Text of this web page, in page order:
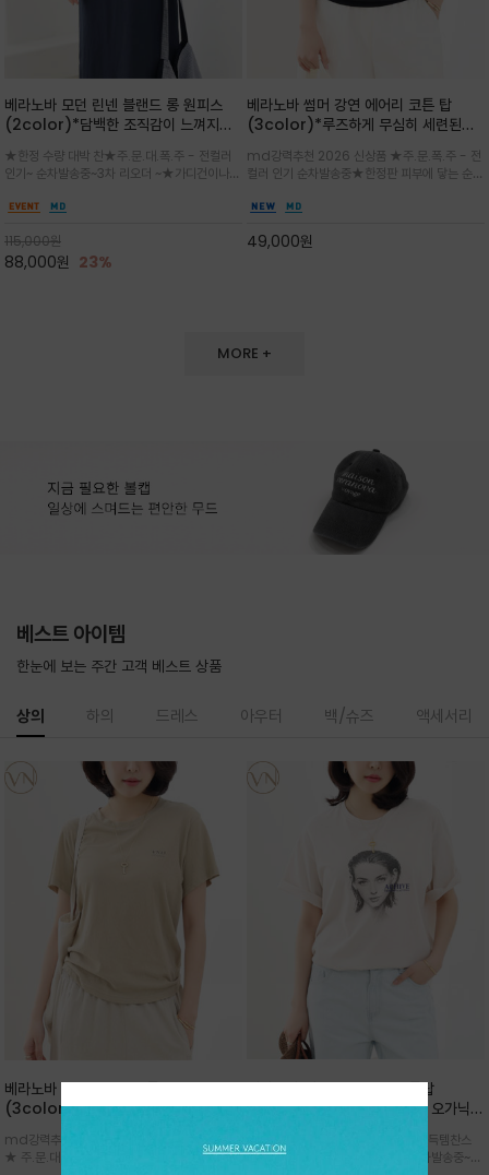
베라노바 모던 린넨 블랜드 롱 원피스
(2color)*담백한 조직감이 느껴지는
롱 원피스
★한정 수량 대박 찬★주.문.대.폭.주 - 전컬러
인기~ 순차발송중~3차 리오더 ~★가디건이나
도 손색이 없고,리조트룩까지 만능/답답하지 않
버하면서도 여리여리한 무
115,000원
88,000원 23%
베라노바 썸머 강연 에어리 코튼 탑
(3color)*루즈하게 무심히 세련된핏/
품은 시원함: 우수한 통기성
md강력추천 2026 신상품 ★주.문.폭.주 - 전
컬러 인기 순차발송중★한정판 피부에 닿는 순간
한 터치감~★여름에 오히려 이런티을 입으셔야
을 즐기실수 있습니다^^
49,000원
MORE +
베스트 아이템
한눈에 보는 주간 고객 베스트 상품
베라노바 심플 VN13 코튼탑
(3color)*썸머 바이오 강연/ 스판 너
더더기 없이 깔끔한 무드가 매력적인
VN13 코튼 티셔츠
md강력추천 2026 신상품 ★한정 대박 세일
★ 주.문.대.폭.주 - 전컬러 인기~순차발송중
베라노바 어반 우먼 강연 코튼탑
(2color) *한여름 내내 입는 오가닉
워크 (Line Work) & 스케치/감각적
인 아트워크 프린트가 시선을 끄는 루즈
md강력추천 2026 신상품 ★대박 득템찬스
~~ 주.문.대.폭.주 - 전컬러 인기~순차발송중~★
상의 하의 드레스 아우터 백/슈즈 액세서리